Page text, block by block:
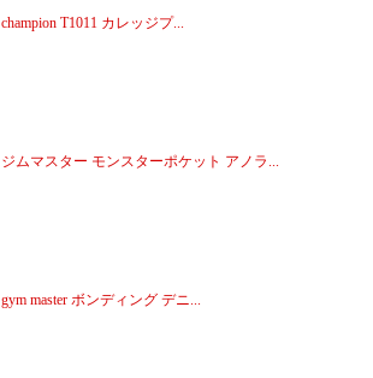
champion T1011 カレッジプ...
ジムマスター モンスターポケット アノラ...
gym master ボンディング デニ...